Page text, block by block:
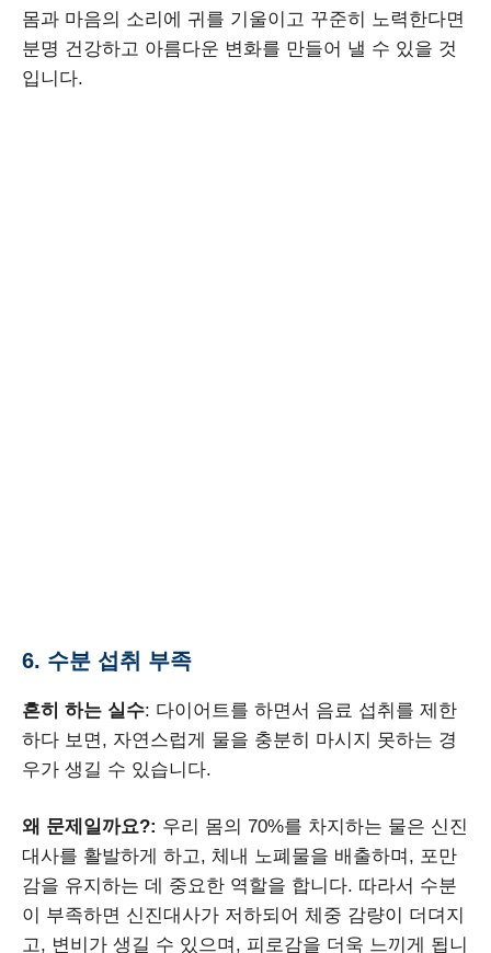
몸과 마음의 소리에 귀를 기울이고 꾸준히 노력한다면
분명 건강하고 아름다운 변화를 만들어 낼 수 있을 것
입니다.
6. 수분 섭취 부족
흔히 하는 실수: 다이어트를 하면서 음료 섭취를 제한
하다 보면, 자연스럽게 물을 충분히 마시지 못하는 경
우가 생길 수 있습니다.
왜 문제일까요?: 우리 몸의 70%를 차지하는 물은 신진
대사를 활발하게 하고, 체내 노폐물을 배출하며, 포만
감을 유지하는 데 중요한 역할을 합니다. 따라서 수분
이 부족하면 신진대사가 저하되어 체중 감량이 더뎌지
고, 변비가 생길 수 있으며, 피로감을 더욱 느끼게 됩니